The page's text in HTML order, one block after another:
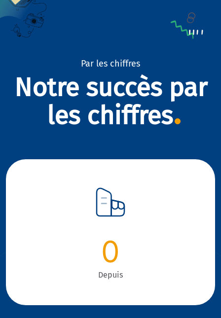
Par les chiffres
Notre succès par
les chiffres
0
Depuis